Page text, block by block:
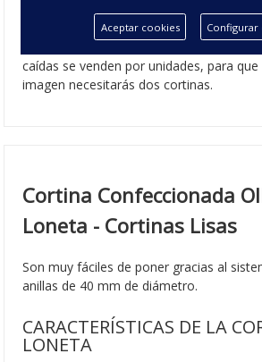
cortina para salón. Está disponible
24 colores. En nuestra sección decojines
caídas se venden por unidades, para
imagen necesitarás dos cortinas.
Cortina Confeccionada
Loneta - Cortinas Lisas
Son muy fáciles de poner gracias al
anillas de 40 mm de diámetro.
CARACTERÍSTICAS DE LA
LONETA
Aceptar cookies Configurar